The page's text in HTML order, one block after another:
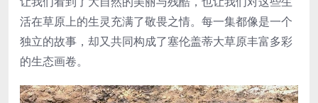
活在草原上的生灵充满了敬畏之情。每一集都像是一个
独立的故事，却又共同构成了塞伦盖蒂大草原丰富多彩
的生态画卷。